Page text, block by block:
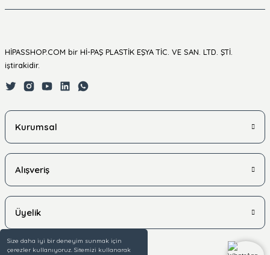
Size daha iyi bir deneyim sunmak için
çerezler kullanıyoruz. Sitemizi kullanarak
HİPASSHOP.COM bir Hİ-PAŞ PLASTİK EŞYA TİC. VE SAN. LTD. ŞTİ.
iştirakidir.
Kurumsal
Alışveriş
Üyelik